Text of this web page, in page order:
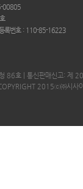
00805
록번호
110-85-16223
86호 | 통신판매신고: 제
2015ⓒ㈜시사